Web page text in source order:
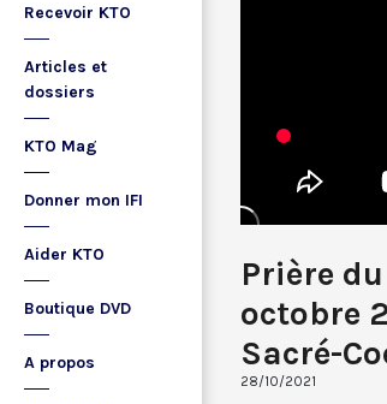
Recevoir KTO
Articles et
dossiers
KTO Mag
Donner mon IFI
Aider KTO
Boutique DVD
A propos
Prière
octobre
Sacré-
28/10/2021